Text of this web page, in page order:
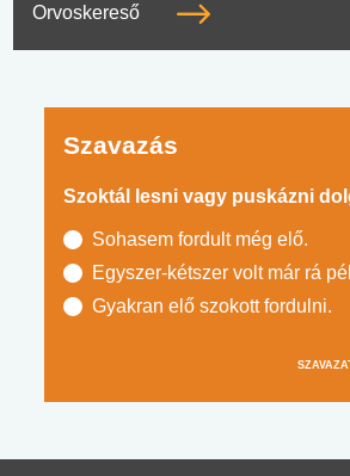
Orvoskereső
Szavazás
Szoktál lesni vagy puskázni
Sohasem fordult még elő.
Egyszer-kétszer volt már rá
Gyakran elő szokott fordulni.